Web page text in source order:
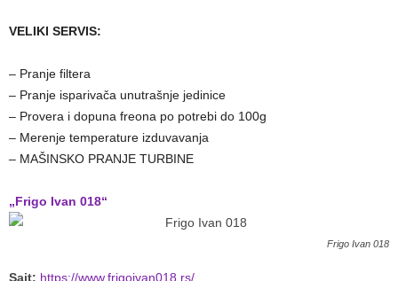
VELIKI SERVIS:
– Pranje filtera
– Pranje isparivača unutrašnje jedinice
– Provera i dopuna freona po potrebi do 100g
– Merenje temperature izduvavanja
– MAŠINSKO PRANJE TURBINE
„Frigo Ivan 018“
Frigo Ivan 018
Sajt: https://www.frigoivan018.rs/